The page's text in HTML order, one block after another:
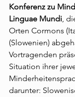
Konferenz zu
Linguae Mundi,
Orten Cormons
(Slowenien)
Vortragenden
Situation ihrer
darunter: